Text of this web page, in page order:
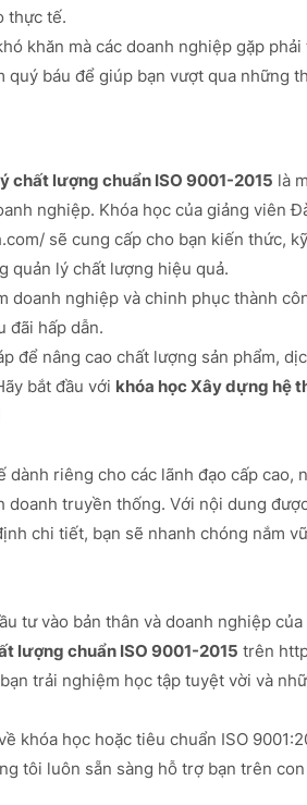
thực tế.
khăn mà các doanh nghiệp gặp
quý báu để giúp bạn vượt qua những
chất lượng chuẩn ISO 9001-2015 là
nghiệp. Khóa học của giảng viên
sẽ cung cấp cho bạn kiến thức,
quản lý chất lượng hiệu quả.
doanh nghiệp và chinh phục thành
đãi hấp dẫn.
để nâng cao chất lượng sản phẩm,
bắt đầu với khóa học Xây dựng hệ
dành riêng cho các lãnh đạo cấp
doanh truyền thống. Với nội dung
chi tiết, bạn sẽ nhanh chóng nắm
tư vào bản thân và doanh nghiệp
lượng chuẩn ISO 9001-2015 trên
trải nghiệm học tập tuyệt vời và
khóa học hoặc tiêu chuẩn ISO
tôi luôn sẵn sàng hỗ trợ bạn trên